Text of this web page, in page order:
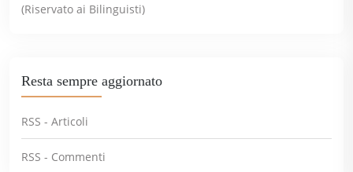
(Riservato ai Bilinguisti)
Resta sempre aggiornato
RSS - Articoli
RSS - Commenti